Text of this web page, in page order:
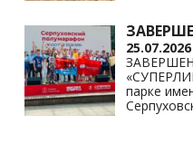
25.07.2026
парке